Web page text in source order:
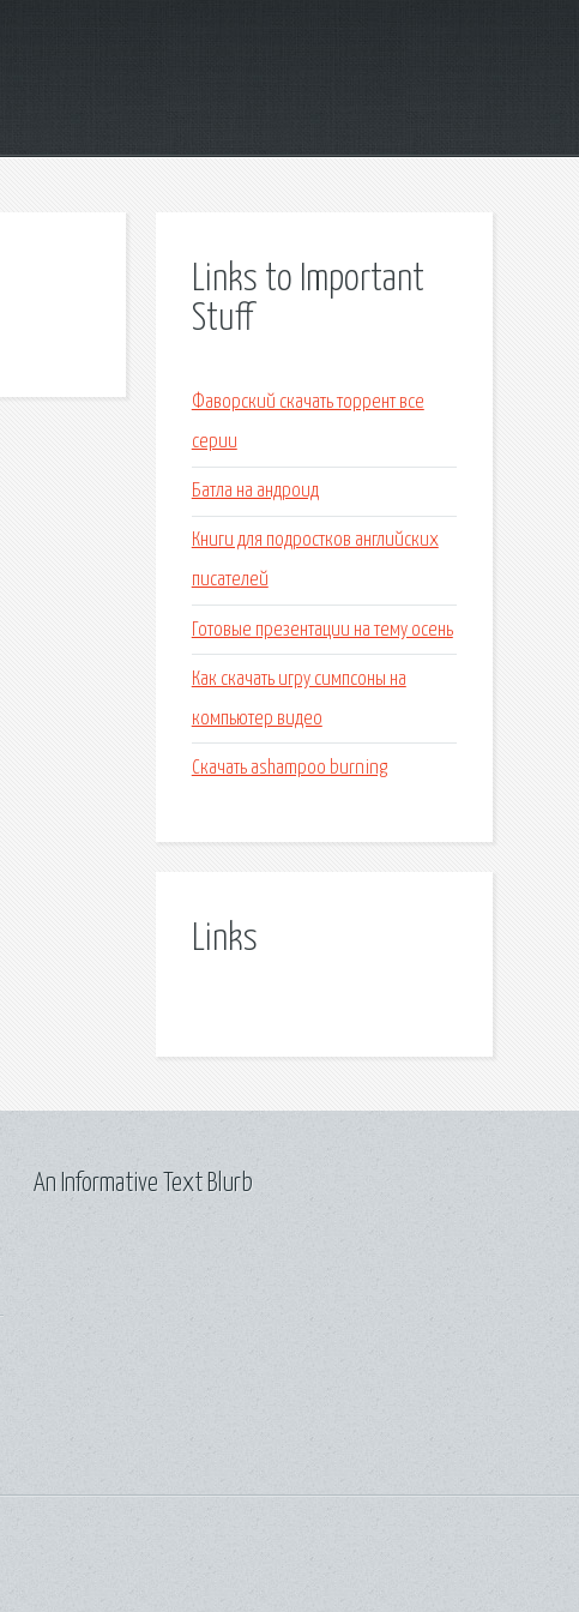
Links to Important
Stuff
Фаворский скачать торрент все
серии
Батла на андроид
Книги для подростков английских
писателей
Готовые презентации на тему осень
Как скачать игру симпсоны на
компьютер видео
Скачать ashampoo burning
Links
An Informative Text Blurb